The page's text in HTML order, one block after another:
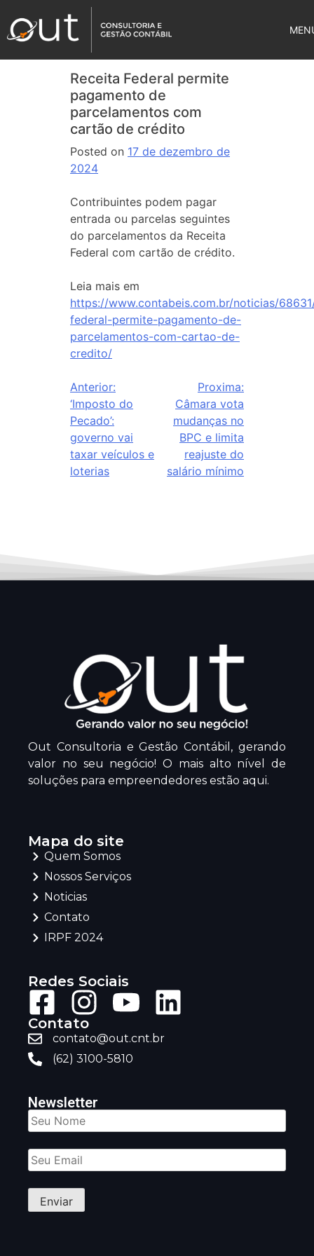
Receita Federal permite
pagamento de
parcelamentos com
cartão de crédito
Posted on 17 de dezembro de
2024
Contribuintes podem pagar
entrada ou parcelas seguintes
do parcelamentos da Receita
Federal com cartão de crédito.
Leia mais em
https://www.contabeis.com.br/noticias/
federal-permite-pagamento-de-
parcelamentos-com-cartao-de-
credito/
Anterior:
‘Imposto do
Pecado’:
governo vai
taxar veículos e
loterias
Proxima:
Câmara vota
mudanças no
BPC e limita
reajuste do
salário mínimo
Out Consultoria e Gestão Contábil, gerando
valor no seu negócio! O mais alto nível de
soluções para empreendedores estão aqui.
Mapa do site
Quem Somos
Nossos Serviços
Noticias
Contato
IRPF 2024
Redes Sociais
Contato
contato@out.cnt.br
(62) 3100-5810
Newsletter